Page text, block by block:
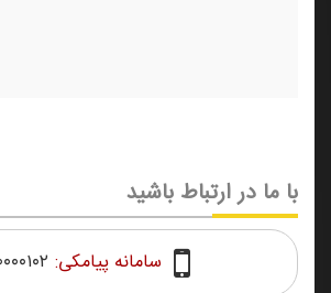
با ما در ارتباط باشید
سامانه پیامکی: